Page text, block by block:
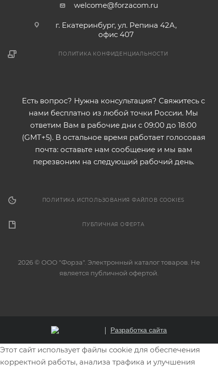
welcome@forzacom.ru
г. Екатеринбург, ул. Репина 42А,
офис 407
ПОЛИТИКА КОНФИДЕНЦИАЛЬНОСТИ
Есть вопрос? Нужна консультация? Свяжитесь с
нами бесплатно из любой точки России. Мы
ответим Вам в рабочие дни с 09:00 до 18:00
(GMT+5). В остальное время работает голосовая
почта: оставьте нам сообщение и мы вам
перезвоним на следующий рабочий день.
ПОЛИТИКА ИСПОЛЬЗОВАНИЯ ФАЙЛОВ COOKIES
ПУБЛИЧНАЯ ОФЕРТА
2026 © ООО "Форза". Электронный каталог товаров. Не
является публичной офертой.
Разработка сайта
Этот сайт использует файлы cookie для обеспечения
корректной работы, анализа трафика и улучшения